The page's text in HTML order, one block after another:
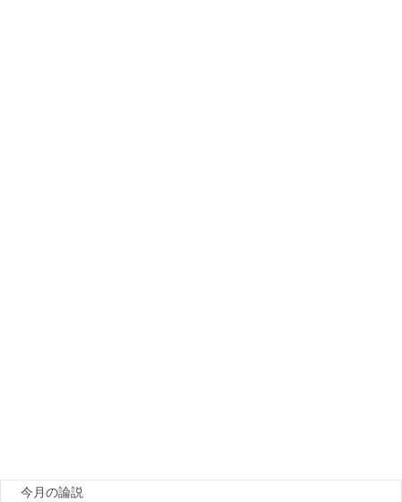
今月の論説